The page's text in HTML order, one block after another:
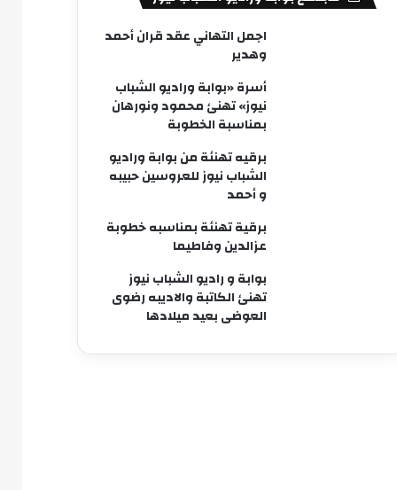
اجمل التهاني عقد قران أحمد
وهدير
أسرة «بوابة وراديو الشباب
نيوز» تهنئ محمود ونورهان
بمناسبة الخطوبة
برقيه تهنئة من بوابة وراديو
الشباب نيوز للعروسين حبيبه
و أحمد
برقية تهنئة بمناسبه خطوبة
عزالدين وفاطيما
بوابة و راديو الشباب نيوز
تهنئ الكاتبة والاديبه رضوى
العوضى بعيد ميلادها